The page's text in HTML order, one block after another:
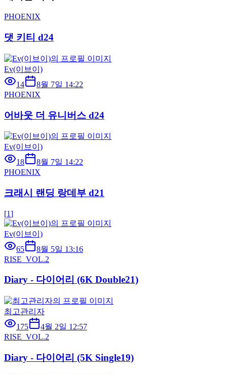
PHOENIX
댓 키티 d24
Ev(이브이)
14
8월 7일 14:22
PHOENIX
어바웃 더 유니버스 d24
Ev(이브이)
18
8월 7일 14:22
PHOENIX
크래시 랜딩 랑데부 d21
[1]
Ev(이브이)
65
8월 5일 13:16
RISE_VOL.2
Diary - 다이어리 (6K Double21)
최고관리자
175
4월 2일 12:57
RISE_VOL.2
Diary - 다이어리 (5K Single19)